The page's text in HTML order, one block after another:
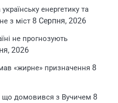
енергетику та
з міст 8 Серпня, 2026
не прогнозують
2026
«жирне» призначення 8
що домовився з Вучичем 8